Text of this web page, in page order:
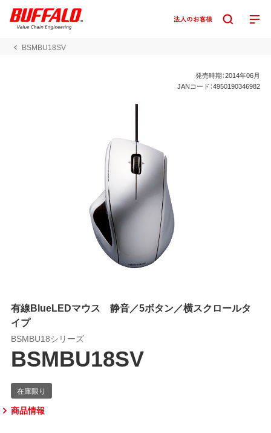
BSMBU18SV
発売時期：2014年06月
JANコード：4950190346982
有線BlueLEDマウス 静音／5ボタン／横スクロールタ
イプ
BSMBU18シリーズ
BSMBU18SV
商品情報